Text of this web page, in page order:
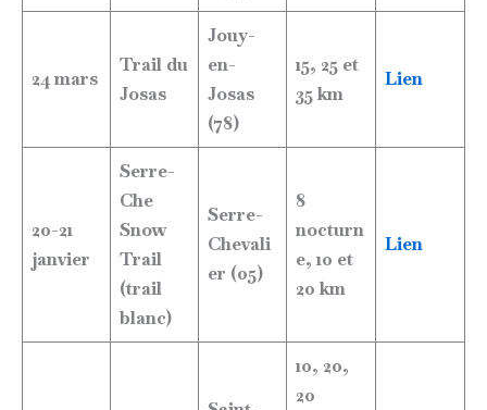
24 mars
Trail du
Josas
Jouy-
en-
Josas
(78)
15, 25 et
35 km
Lien
20-21
janvier
Serre-
Che
Snow
Trail
(trail
blanc)
Serre-
Chevali
er (05)
8
nocturn
e, 10 et
20 km
Lien
10, 20,
20